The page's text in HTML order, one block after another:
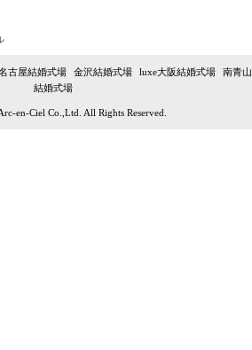
古屋結婚式場 金沢結婚式場| luxe大阪結婚式場| 南青山
結婚式場
en-Ciel Co.,Ltd. All Rights Reserved.